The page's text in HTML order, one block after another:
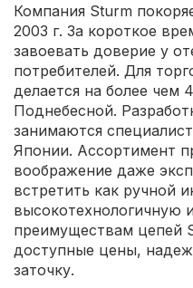
Компания Sturm
2003 г. За короткое
завоевать доверие у
потребителей. Для
делается на более чем
Поднебесной.
занимаются
Японии. Ассортимент
воображение даже
встретить как ручной
высокотехнологичную
преимуществам цепей
доступные цены,
заточку.